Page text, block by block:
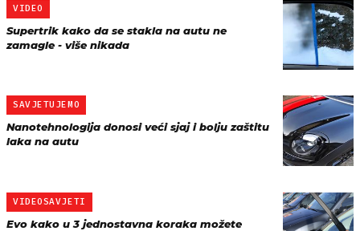
VIDEO
Supertrik kako da se stakla na autu ne
zamagle - više nikada
SAVJETUJEMO
Nanotehnologija donosi veći sjaj i bolju zaštitu
laka na autu
VIDEOSAVJETI
Evo kako u 3 jednostavna koraka možete